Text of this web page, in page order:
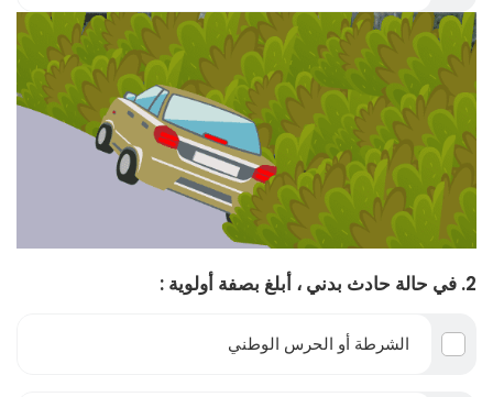
2. في حالة حادث بدني ، أبلغ بصفة أولوية :
الشرطة أو الحرس الوطني